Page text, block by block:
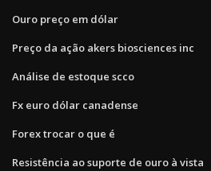
Ouro preço em dólar
Preço da ação akers biosciences inc
Análise de estoque scco
Fx euro dólar canadense
Forex trocar o que é
Resistência ao suporte de ouro à vista